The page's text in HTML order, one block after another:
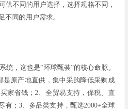
供不同的用户选择，选择规格不同，
不同的用户需求。
，这也是“环球甄荟”的核心命脉。
是原产地直供，集中采购降低采购成
家省钱；2、全贸易支持，保税、直
有；3、多品类支持，甄选2000+全球